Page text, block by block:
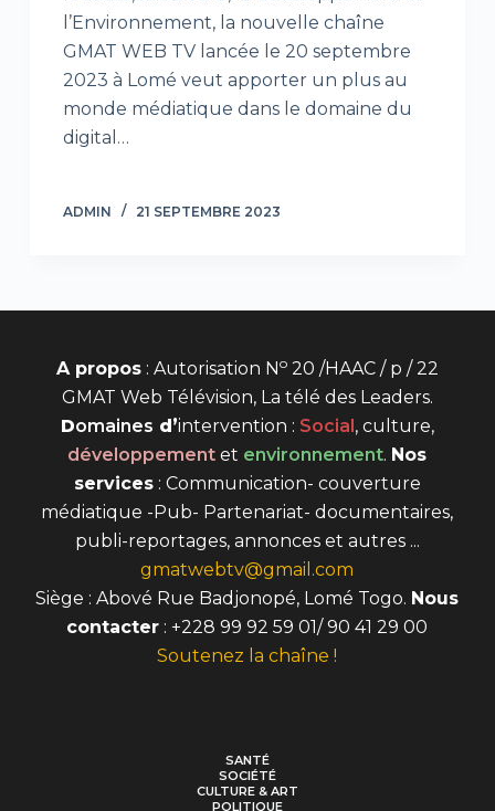
l’Environnement, la nouvelle chaîne
GMAT WEB TV lancée le 20 septembre
2023 à Lomé veut apporter un plus au
monde médiatique dans le domaine du
digital…
ADMIN 21 SEPTEMBRE 2023
A propos: Autorisation N o20 /HAAC / p / 22
GMAT Web Télévision, La télé des Leaders.
Domaines d’intervention : Social , culture,
développement et environnement. Nos
services: Communication- couverture
médiatique -Pub- Partenariat- documentaires,
publi-reportages, annonces et autres ...
gmatwebtv@gmail.com
Siège : Abové Rue Badjonopé, Lomé Togo. Nous
contacter : +228 99 92 59 01/ 90 41 29 00
Soutenez la chaîne !
SANTÉ
SOCIÉTÉ
CULTURE & ART
POLITIQUE